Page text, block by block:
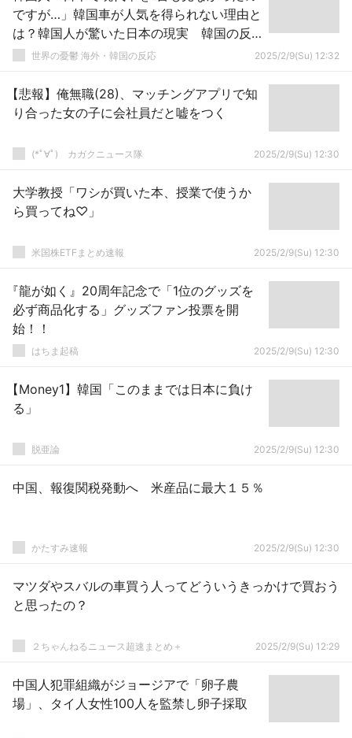
ですが…」韓国車が人気を得られない理由と
は？韓国人が驚いた日本の現実 韓国の反
応 世界の憂鬱 海外・韓国の反応 2025/2/9(Su) 12:32
【悲報】俺無職(28)、マッチングアプリで知
り合った女の子に会社員だと嘘をつく
(*ﾟ∀ﾟ)ゞカガクニュース隊 2025/2/9(Su) 12:30
大学教授「ワシが買いた本、授業で使うか
ら買ってね♡」
米国株ETFまとめ速報 2025/2/9(Su) 12:30
『龍が如く』20周年記念で「1位のグッズを
必ず商品化する」グッズファン投票を開
始！！
はちま起稿 2025/2/9(Su) 12:30
【Money1】韓国「このままでは日本に負け
る」
脱亜論 2025/2/9(Su) 12:30
中国、報復関税発動へ 米産品に最大１５％
かたすみ速報 2025/2/9(Su) 12:30
マツダやスバルの車買う人ってどういうきっかけで買おう
と思ったの？
２ちゃんねるニュース超速まとめ＋ 2025/2/9(Su) 12:29
中国人犯罪組織がジョージアで「卵子農
場」、タイ人女性100人を監禁し卵子採取